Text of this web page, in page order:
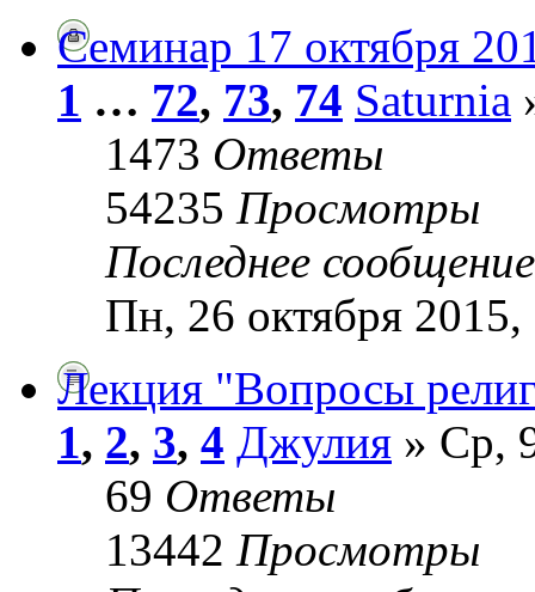
Семинар 17 октября
1 … 72, 73, 74 Saturnia
1473 Ответы
54235 Просмотры
Последнее
Пн, 26 октября
Лекция "Вопросы
1, 2, 3, 4 Джулия » Ср,
69 Ответы
13442 Просмотры